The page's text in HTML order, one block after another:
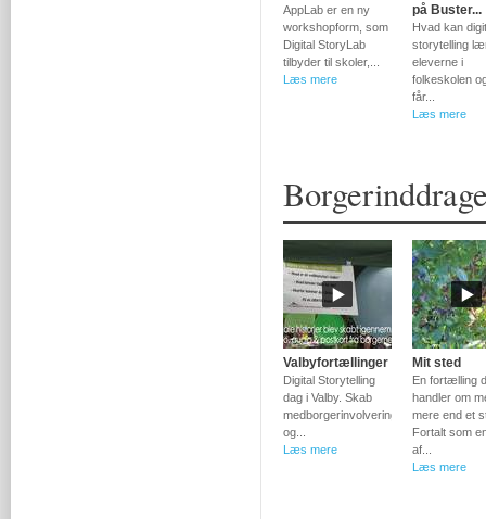
AppLab er en ny
workshopform, som
Digital StoryLab
tilbyder til skoler,...
Læs mere
på Buster...
Hvad kan
storytelling
eleverne i
folkeskolen
får...
Læs mere
Valbyfortællinger
Digital Storytelling
dag i Valby. Skab
medborgerinvolvering
og...
Læs mere
Mit sted
En fortælling
handler om
mere end et
Fortalt som
af...
Læs mere